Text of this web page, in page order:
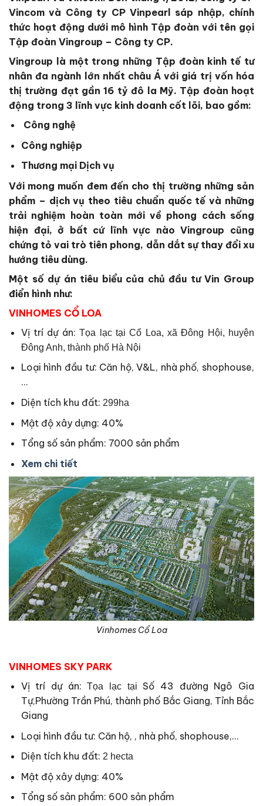
Vincom và Công ty CP Vinpearl sáp nhập, chính
thức hoạt động dưới mô hình Tập đoàn với tên gọi
Tập đoàn Vingroup – Công ty CP.
Vingroup là một trong những Tập đoàn kinh tế tư
nhân đa ngành lớn nhất châu Á với giá trị vốn hóa
thị trường đạt gần 16 tỷ đô la Mỹ. Tập đoàn hoạt
động trong 3 lĩnh vực kinh doanh cốt lõi, bao gồm:
Công nghệ
Công nghiệp
Thương mại Dịch vụ
Với mong muốn đem đến cho thị trường những sản
phẩm – dịch vụ theo tiêu chuẩn quốc tế và những
trải nghiệm hoàn toàn mới về phong cách sống
hiện đại, ở bất cứ lĩnh vực nào Vingroup cũng
chứng tỏ vai trò tiên phong, dẫn dắt sự thay đổi xu
hướng tiêu dùng.
Một số dự án tiêu biểu của chủ đầu tư Vin Group
điển hình như:
VINHOMES CỔ LOA
Vị trí dự án:Tọa lạc tại Cổ Loa, xã Đông Hội, huyện
Đông Anh, thành phố Hà Nội
Loại hình đầu tư: Căn hộ, V&L, nhà phố, shophouse,
…
Diện tích khu đất: 299ha
Mật độ xây dựng: 40%
Tổng số sản phẩm: 7000 sản phẩm
Xem chi tiết
Vinhomes Cổ Loa
VINHOMES SKY PARK
Vị trí dự án:Tọa lạc tạiSố 43 đường Ngô Gia
Tự,Phường Trần Phú, thành phố Bắc Giang, Tỉnh Bắc
Giang
Loại hình đầu tư: Căn hộ, , nhà phố, shophouse,…
Diện tích khu đất: 2 hecta
Mật độ xây dựng: 40%
Tổng số sản phẩm: 600 sản phẩm